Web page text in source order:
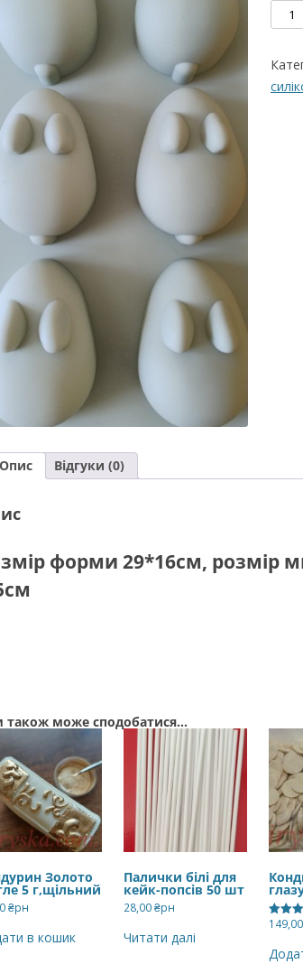
Молд
Опис Відгуки (0)
форми 29*16см, розмір
також може сподобатися…
Золото
5 г,щільний
₴рн
в кошик
Палички білі для
кейк-попсів 50 шт
28,00₴рн
Читати далі